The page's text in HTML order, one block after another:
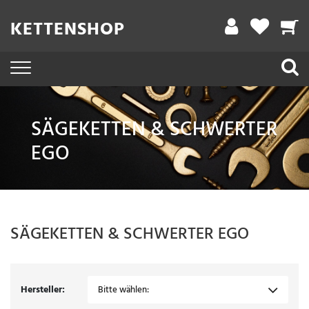
KETTENSHOP
SÄGEKETTEN & SCHWERTER
EGO
SÄGEKETTEN & SCHWERTER EGO
Hersteller: Bitte wählen:
Filter
A
t
l
n